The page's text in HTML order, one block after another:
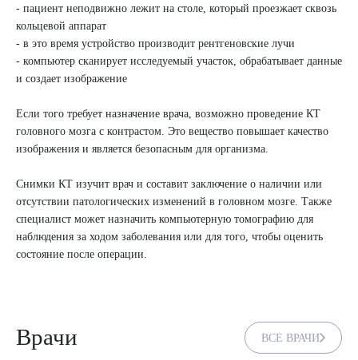
8 (863) 309-05-06
ЗАКАЗАТЬ ЗВОНОК
ЗАПИСЬ ОНЛАЙН
- пациент неподвижно лежит на столе, который проезжает сквозь
кольцевой аппарат
- в это время устройство производит рентгеновские лучи
- компьютер сканирует исследуемый участок, обрабатывает данные
и создает изображение
Если того требует назначение врача, возможно проведение КТ
головного мозга с контрастом. Это вещество повышает качество
изображения и является безопасным для организма.
Снимки КТ изучит врач и составит заключение о наличии или
отсутствии патологических изменений в головном мозге. Также
специалист может назначить компьютерную томографию для
наблюдения за ходом заболевания или для того, чтобы оценить
состояние после операции.
Врачи ВСЕ ВРАЧИ